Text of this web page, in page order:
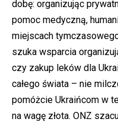
dobę: organizując
pomoc medyczną,
miejscach
szuka wsparcia
czy zakup leków dla
całego świata – nie
pomóżcie Ukraińcom w
na wagę złota. ONZ